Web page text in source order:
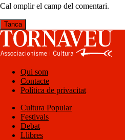
Cal omplir el camp del comentari.
Tanca
Qui som
Contacte
Política de privacitat
Cultura Popular
Festivals
Debat
Llibres